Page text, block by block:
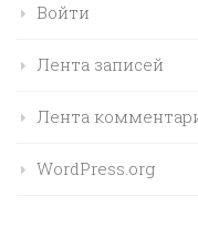
Войти
Лента записей
Лента
WordPress.org